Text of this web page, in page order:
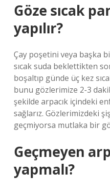
Göze sıcak
yapılır?
Çay poşetini veya başka
sıcak suda beklettikten
boşaltıp günde üç kez
bunu gözlerimize 2-3
şekilde arpacık içindeki
sağlarız. Gözlerimizdeki
geçmiyorsa mutlaka bir
Geçmeyen
yapmalı?